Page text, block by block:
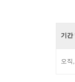
기간
오직